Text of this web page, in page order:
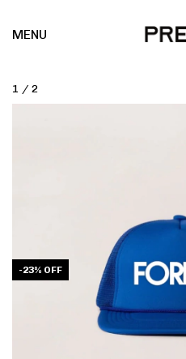
MENU
1 / 2
-23% OFF